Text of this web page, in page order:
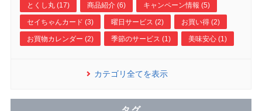
とくし丸 (17) 商品紹介 (6) キャンペーン情報 (5)
セイちゃんカード (3) 曜日サービス (2) お買い得 (2)
お買物カレンダー (2) 季節のサービス (1) 美味安心 (1)
カテゴリ全てを表示